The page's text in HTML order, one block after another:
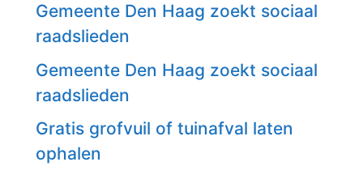
Gemeente Den Haag zoekt sociaal
raadslieden
Gemeente Den Haag zoekt sociaal
raadslieden
Gratis grofvuil of tuinafval laten
ophalen